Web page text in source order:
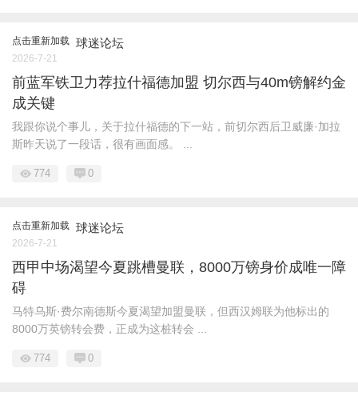
点击重新加载 球迷论坛
2026-7-21
前蓝军铁卫力荐拉什福德加盟 切尔西与40m镑解约金
成关键
我跟你说个事儿，关于拉什福德的下一站，前切尔西后卫威廉·加拉
斯昨天说了一段话，很有画面感。 ...
774 0
点击重新加载 球迷论坛
2026-7-21
西甲中场渴望今夏跳槽曼联，8000万镑身价成唯一障
碍
马特乌斯·费尔南德斯今夏渴望加盟曼联，但西汉姆联为他标出的
8000万英镑转会费，正成为这桩转会 ...
774 0